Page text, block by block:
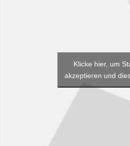
Klicke hier, um
akzeptieren und